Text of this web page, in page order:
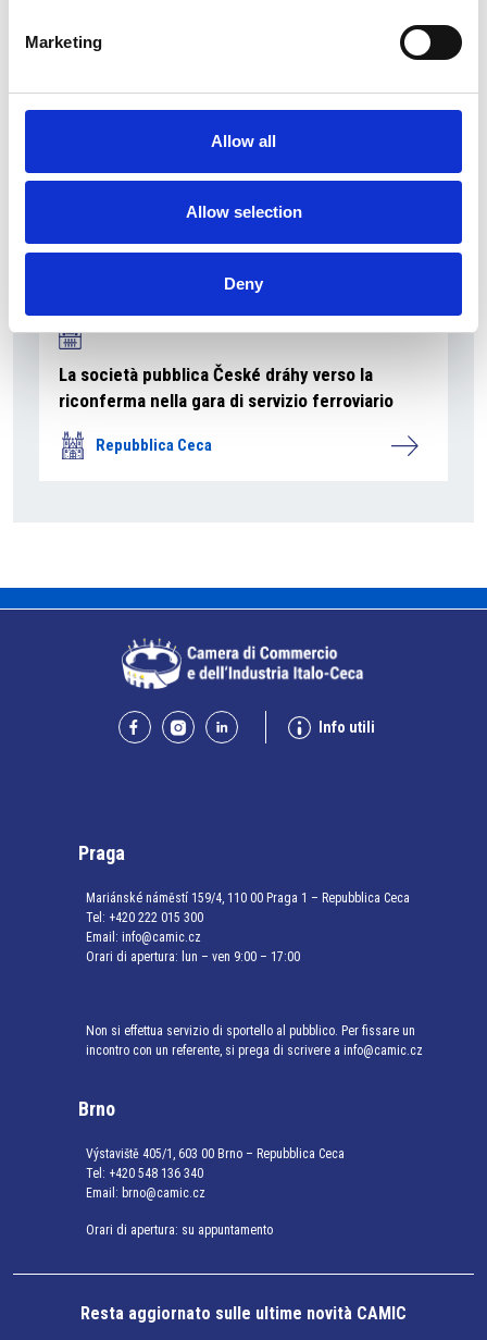
Marketing
Allow all
Allow selection
Deny
Repubblica Ceca
La società pubblica České dráhy verso la
riconferma nella gara di servizio ferroviario
Repubblica Ceca
Info utili
Praga
Mariánské náměstí 159/4, 110 00 Praga 1 – Repubblica Ceca
Tel: +420 222 015 300
Email: info@camic.cz
Orari di apertura: lun – ven 9:00 – 17:00
Non si effettua servizio di sportello al pubblico. Per fissare un
incontro con un referente, si prega di scrivere a info@camic.cz
Brno
Výstaviště 405/1, 603 00 Brno – Repubblica Ceca
Tel: +420 548 136 340
Email: brno@camic.cz
Orari di apertura: su appuntamento
Resta aggiornato sulle ultime novità CAMIC